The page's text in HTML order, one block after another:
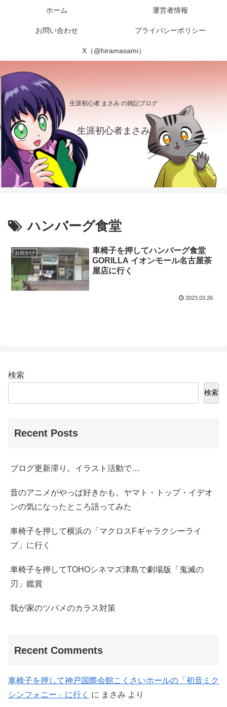
生涯初心者 まさみ の雑記ブログ
生涯初心者まさみ
ホーム 運営者情報
お問い合わせ プライバシーポリシー
X（@hiramasami）
ハンバーグ食堂
お出かけ
車椅子を押してハンバーグ食堂
GORILLA イオンモール名古屋茶
屋店に行く
2023.03.26
検索
検索
Recent Posts
ブログ更新滞り。イラスト活動で…
昔のアニメがやっぱ好きかも。ヤマト・トップ・イデオ
ンの気になったところ語ってみた
車椅子を押して横浜の「マクロスFギャラクシーライ
ブ」に行く
車椅子を押してTOHOシネマズ津島で劇場版「鬼滅の
刃」鑑賞
我が家のツバメのカラス対策
Recent Comments
車椅子を押して神戸国際会館こくさいホールの「初音ミク
シンフォニー」に行く
に まさみ より